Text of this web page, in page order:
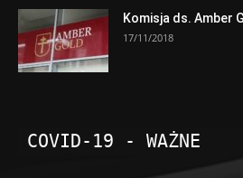
Komisja ds. Amber
17/11/2018
COVID-19 - WAŻNE